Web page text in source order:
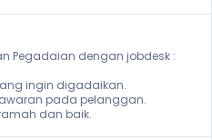
Pegadaian dengan jobdesk :
ingin digadaikan.
pada pelanggan.
dan baik.